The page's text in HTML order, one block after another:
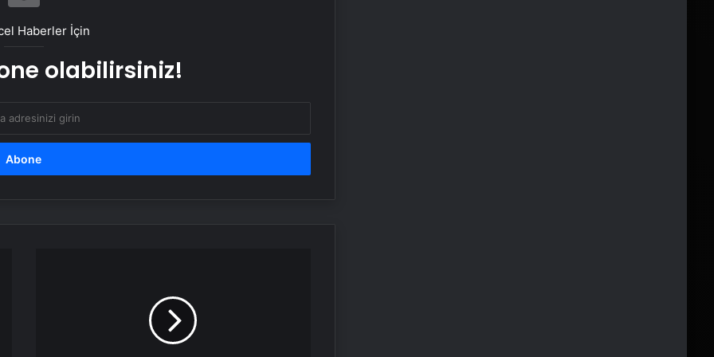
Ambulans uçak dağlık bölgeye
Dünya’nın sonu için tarih verildi:
“Korktuğumuzdan daha erken”
Haberler İçin
olabilirsiniz!